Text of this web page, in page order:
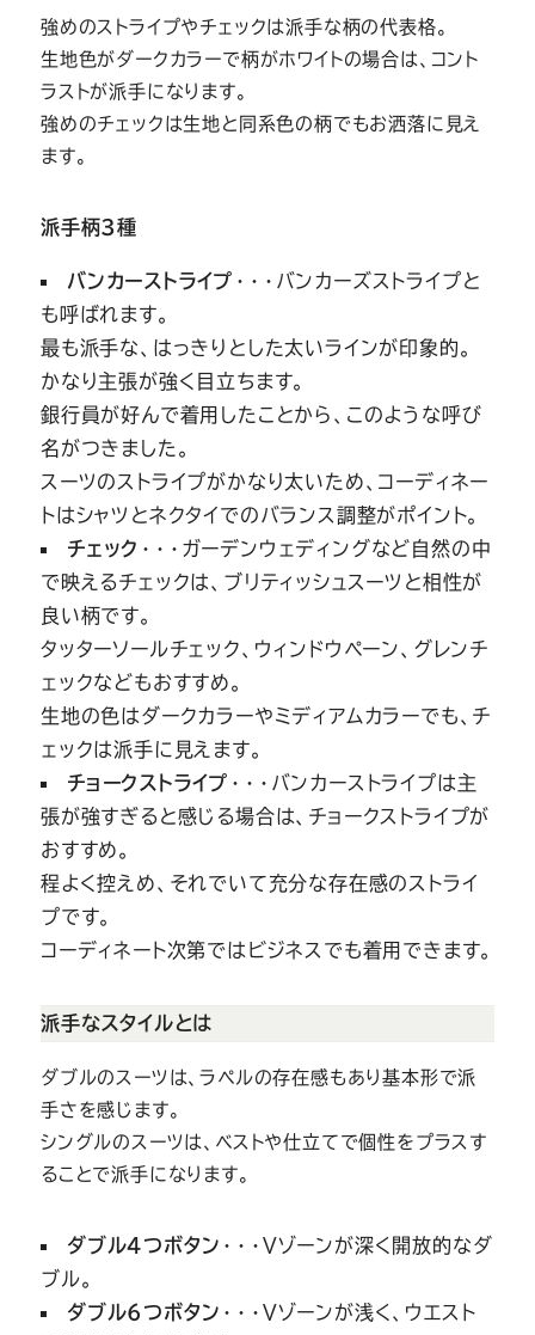
強めのストライプやチェックは派手な柄の代表格。
生地色がダークカラーで柄がホワイトの場合は、コント
ラストが派手になります。
強めのチェックは生地と同系色の柄でもお洒落に見え
ます。
派手柄3種
バンカーストライプ ・・・バンカーズストライプと
も呼ばれます。
最も派手な、はっきりとした太いラインが印象的。
かなり主張が強く目立ちます。
銀行員が好んで着用したことから、このような呼び
名がつきました。
スーツのストライプがかなり太いため、コーディネー
トはシャツとネクタイでのバランス調整がポイント。
チェック ・・・ガーデンウェディングなど自然の中
で映えるチェックは、ブリティッシュスーツと相性が
良い柄です。
タッターソールチェック、ウィンドウペーン、グレンチ
ェックなどもおすすめ。
生地の色はダークカラーやミディアムカラーでも、チ
ェックは派手に見えます。
チョークストライプ ・・・バンカーストライプは主
張が強すぎると感じる場合は、チョークストライプが
おすすめ。
程よく控えめ、それでいて充分な存在感のストライ
プです。
コーディネート次第ではビジネスでも着用できます。
派手なスタイルとは
ダブルのスーツは、ラペルの存在感もあり基本形で派
手さを感じます。
シングルのスーツは、ベストや仕立てで個性をプラスす
ることで派手になります。
ダブル4つボタン ・・・Vゾーンが深く開放的なダ
ブル。
ダブル6つボタン ・・・Vゾーンが浅く、ウエスト